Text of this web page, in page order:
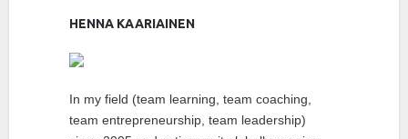
HENNA KAARIAINEN
In my field (team learning, team coaching,
team entrepreneurship, team leadership)